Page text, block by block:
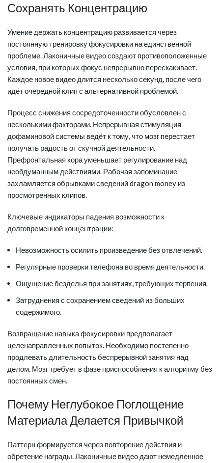
Сохранять Концентрацию
Умение держать концентрацию развивается через
постоянную тренировку фокусировки на единственной
проблеме. Лаконичные видео создают противоположенные
условия, при которых фокус непрерывно перескакивает.
Каждое новое видео длится несколько секунд, после чего
идёт очередной клип с альтернативной проблемой.
Процесс снижения сосредоточенности обусловлен с
несколькими факторами. Непрерывная стимуляция
дофаминовой системы ведёт к тому, что мозг перестает
получать радость от скучной деятельности.
Префронтальная кора уменьшает регулирование над
необдуманным действиями. Рабочая запоминание
захламляется обрывками сведений dragon money из
просмотренных клипов.
Ключевые индикаторы падения возможности к
долговременной концентрации:
Невозможность осилить произведение без отвлечений.
Регулярные проверки телефона во время деятельности.
Ощущение безделья при занятиях, требующих терпения.
Затруднения с сохранением сведений из больших
содержимого.
Возвращение навыка фокусировки предполагает
целенаправленных попыток. Необходимо постепенно
продлевать длительность беспрерывной занятия над
делом. Мозг требует в фазе приспособления к алгоритму без
постоянных смен.
Почему Неглубокое Поглощение
Материала Делается Привычкой
Паттерн формируется через повторение действия и
обретение награды. Лаконичные видео дают немедленное